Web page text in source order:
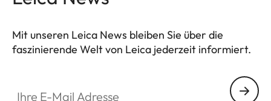
** Schließe im Lieferumfang nicht enthalten
Mit unseren Leica News bleiben Sie über die
faszinierende Welt von Leica jederzeit informiert.